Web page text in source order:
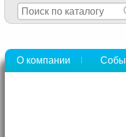
О компании